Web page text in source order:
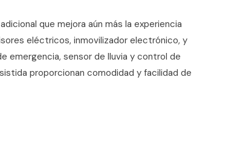
que mejora aún más la experiencia
eléctricos, inmovilizador electrónico, y
emergencia, sensor de lluvia y control de
proporcionan comodidad y facilidad de